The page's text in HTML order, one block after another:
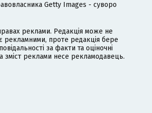
Getty Images - суворо
реклами. Редакція може не
проте редакція бере
за факти та оціночні
зміст реклами несе рекламодавець.